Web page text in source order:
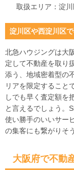
取扱エリア：淀
淀川区や西淀川区
北急ハウジングは大
定して不動産を取り
添う、地域密着型の
リアを限定すること
しでも早く査定額を
と言えるでしょう。
使い勝手のいいサー
の集客にも繋がりそ
大阪府で不動